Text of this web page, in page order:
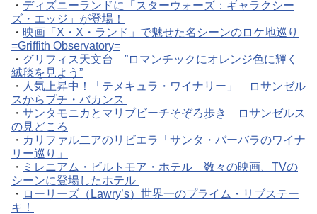
・ ディズニーランドに「スターウォーズ：ギャラクシー
ズ・エッジ」が登場！
・ 映画「X・X・ランド」で魅せた名シーンのロケ地巡り
=Griffith Observatory=
・ グリフィス天文台 ”ロマンチックにオレンジ色に輝く
絨毯を見よう”
・ 人気上昇中！「テメキュラ・ワイナリー」 ロサンゼル
スからプチ・バカンス
・ サンタモニカとマリブビーチそぞろ歩き ロサンゼルス
の見どころ
・ カリファル二アのリビエラ「サンタ・バーバラのワイナ
リー巡り」
・ ミレニアム・ビルトモア・ホテル 数々の映画、TVの
シーンに登場したホテル
・ ローリーズ（Lawry’s）世界一のプライム・リブステー
キ！